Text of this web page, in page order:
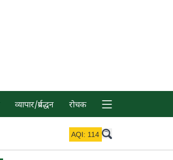
व्यापार/प्रर्वद्धन रोचक
AQI: 114